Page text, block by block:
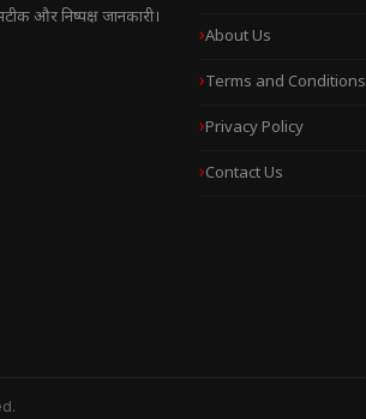
और निष्पक्ष जानकारी।
About Us
Terms and Conditions
Privacy Policy
Contact Us